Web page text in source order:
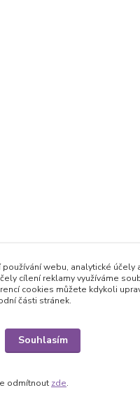
webu, analytické účely
cílení reklamy využíváme
cookies můžete kdykoli
části stránek.
Souhlasím
odmítnout zde.